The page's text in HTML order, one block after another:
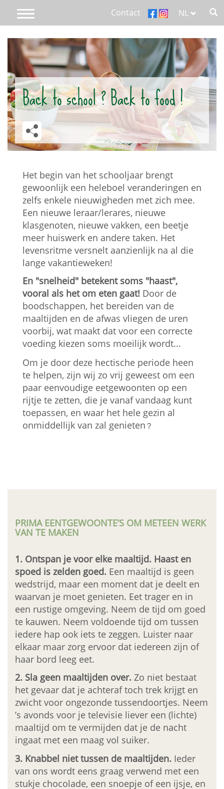
Overslaan
inhoud
gaan
Toggle
navigation
NL
Contact
Main
menu
responsive
Home
Over Aubel
We care
Recepten
Blog
E-magazine
MyAubel
Contact
Facebook
Back to school ? Back to food !
Het begin van het schooljaar brengt
gewoonlijk een heleboel veranderingen en
zelfs enkele nieuwigheden met zich mee.
Een nieuwe leraar/lerares, nieuwe
klasgenoten, nieuwe vakken, een beetje
meer huiswerk en andere taken. Het
levensritme versnelt aanzienlijk na al die
lange vakantieweken!
En "snelheid" betekent soms "haast",
vooral als het om eten gaat! Door de
boodschappen, het bereiden van de
maaltijden en de afwas vliegen de uren
voorbij, wat maakt dat voor een correcte
voeding kiezen soms moeilijk wordt...
Om je door deze hectische periode heen
te helpen, zijn wij zo vrij geweest om een
paar eenvoudige eetgewoonten op een
rijtje te zetten, die je vanaf vandaag kunt
toepassen, en waar het hele gezin al
onmiddellijk van zal genieten ?
PRIMA EENTGEWOONTE’S OM METEEN WERK
VAN TE MAKEN
1. Ontspan je voor elke maaltijd. Haast en
spoed is zelden goed. Een maaltijd is geen
wedstrijd, maar een moment dat je deelt en
waarvan je moet genieten. Eet trager en in
een rustige omgeving. Neem de tijd om goed
te kauwen. Neem voldoende tijd om tussen
iedere hap ook iets te zeggen. Luister naar
elkaar maar zorg ervoor dat iedereen zijn of
haar bord leeg eet.
2. Sla geen maaltijden over. Zo niet bestaat
het gevaar dat je achteraf toch trek krijgt en
zwicht voor ongezonde tussendoortjes. Neem
’s avonds voor je televisie liever een (lichte)
maaltijd om te vermijden dat je de nacht
ingaat met een maag vol suiker.
3. Knabbel niet tussen de maaltijden. Ieder
van ons wordt eens graag verwend met een
stukje chocolade, een snoepje of een ijsje, en